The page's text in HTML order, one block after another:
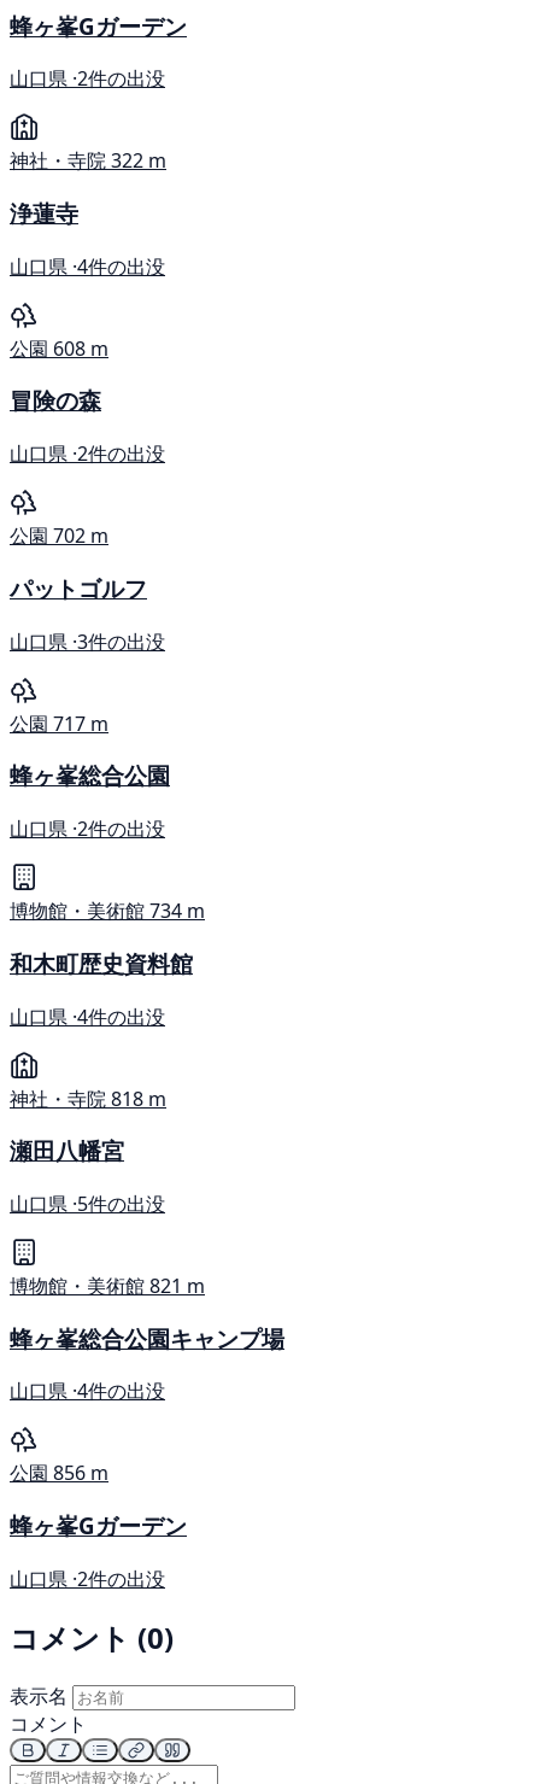
蜂ヶ峯Gガーデン
山口県 ·2件の出没
神社・寺院322 m
浄蓮寺
山口県 ·4件の出没
公園 608 m
冒険の森
山口県 ·2件の出没
公園 702 m
パットゴルフ
山口県 ·3件の出没
公園 717 m
蜂ヶ峯総合公園
山口県 ·2件の出没
博物館・美術館734 m
和木町歴史資料館
山口県 ·4件の出没
神社・寺院818 m
瀬田八幡宮
山口県 ·5件の出没
博物館・美術館821 m
蜂ヶ峯総合公園キャンプ場
山口県 ·4件の出没
公園 856 m
蜂ヶ峯Gガーデン
山口県 ·2件の出没
コメント (0)
表示名
コメント